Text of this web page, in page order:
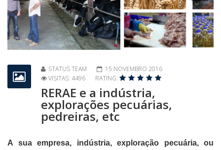
STATUS TEAM
15 NOVEMBRO 2016
VISITAS: 4496
RATING:
RERAE e a indústria,
explorações pecuárias,
pedreiras, etc
A sua empresa, indústria, exploração pecuária, ou